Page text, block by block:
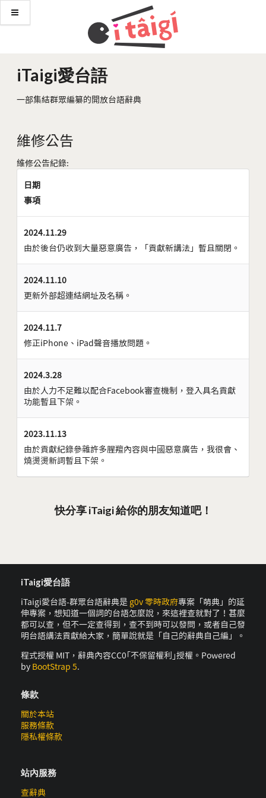
iTaigi愛台語
一部集結群眾編纂的開放台語辭典
維修公告
維修公告紀錄:
日期
事項
2024.11.29
由於後台仍收到大量惡意廣告，「貢獻新講法」暫且關閉。
2024.11.10
更新外部超連結網址及名稱。
2024.11.7
修正iPhone、iPad聲音播放問題。
2024.3.28
由於人力不足難以配合Facebook審查機制，登入具名貢獻
功能暫且下架。
2023.11.13
由於貢獻紀錄參雜許多腥羶內容與中國惡意廣告，我很會、
燒燙燙新詞暫且下架。
快分享 iTaigi 給你的朋友知道吧！
iTaigi愛台語
iTaigi愛台語-群眾台語辭典是 g0v 零時政府專案「萌典」的延
伸專案，想知道一個詞的台語怎麼說，來這裡查就對了！甚麼
都可以查，但不一定查得到，查不到時可以發問，或者自己發
明台語講法貢獻給大家，簡單說就是「自己的辭典自己編」。
程式授權 MIT，辭典內容CC0｢不保留權利｣授權。Powered
by BootStrap 5.
條款
關於本站
服務條款
隱私權條款
站內服務
查辭典